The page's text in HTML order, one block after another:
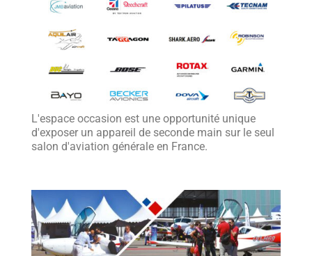
L'espace occasion est une opportunité unique
d'exposer un appareil de seconde main sur le seul
salon d'aviation générale en France.